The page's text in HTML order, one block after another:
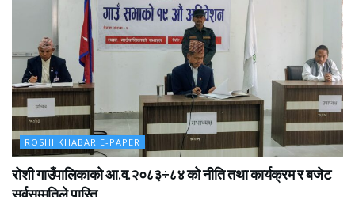
ROSHI KHABAR E-PAPER
रोशी गाउँपालिकाको आ.व.२०८३÷८४ को नीति तथा कार्यक्रम र बजेट